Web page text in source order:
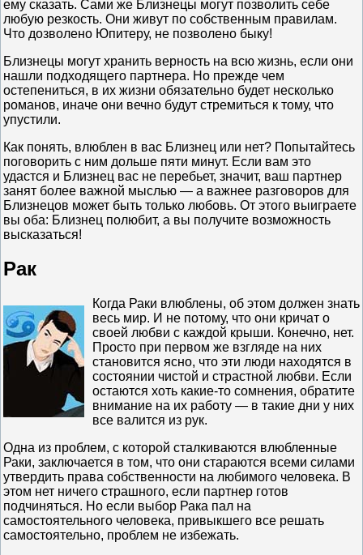
ему сказать. Сами же Близнецы могут позволить себе
любую резкость. Они живут по собственным правилам.
Что дозволено Юпитеру, не позволено быку!
Близнецы могут хранить верность на всю жизнь, если они
нашли подходящего партнера. Но прежде чем
остепениться, в их жизни обязательно будет несколько
романов, иначе они вечно будут стремиться к тому, что
упустили.
Как понять, влюблен в вас Близнец или нет? Попытайтесь
поговорить с ним дольше пяти минут. Если вам это
удастся и Близнец вас не перебьет, значит, ваш партнер
занят более важной мыслью — а важнее разговоров для
Близнецов может быть только любовь. От этого выиграете
вы оба: Близнец полюбит, а вы получите возможность
высказаться!
Рак
Когда Раки влюблены, об этом должен знать
весь мир. И не потому, что они кричат о
своей любви с каждой крыши. Конечно, нет.
Просто при первом же взгляде на них
становится ясно, что эти люди находятся в
состоянии чистой и страстной любви. Если
остаются хоть какие-то сомнения, обратите
внимание на их работу — в такие дни у них
все валится из рук.
Одна из проблем, с которой сталкиваются влюбленные
Раки, заключается в том, что они стараются всеми силами
утвердить права собственности на любимого человека. В
этом нет ничего страшного, если партнер готов
подчиняться. Но если выбор Рака пал на
самостоятельного человека, привыкшего все решать
самостоятельно, проблем не избежать.